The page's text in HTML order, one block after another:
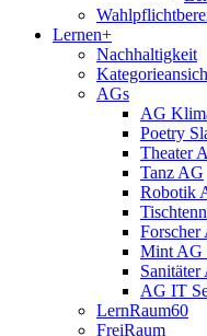
Lernen+
Nachhaltigkeit
AGs
AG
Poetry
Theater
Tanz AG
Robotik
Forscher
Mint AG
Sanitäter
AG IT
LernRaum60
FreiRaum